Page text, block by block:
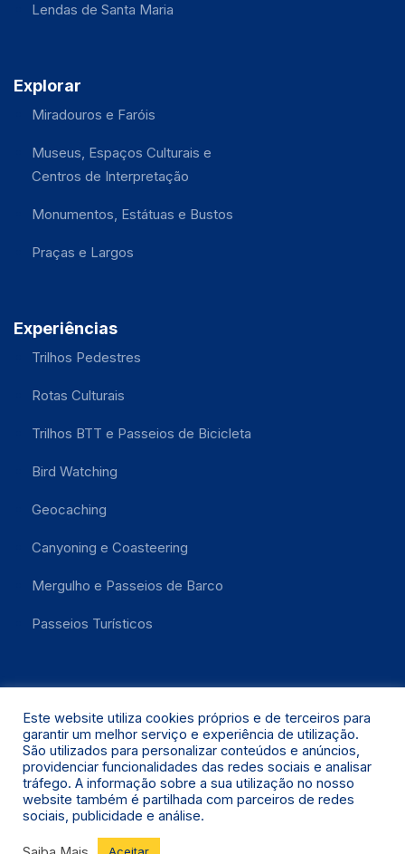
Lendas de Santa Maria
Explorar
Miradouros e Faróis
Museus, Espaços Culturais e
Centros de Interpretação
Monumentos, Estátuas e Bustos
Praças e Largos
Experiências
Trilhos Pedestres
Rotas Culturais
Trilhos BTT e Passeios de Bicicleta
Bird Watching
Geocaching
Canyoning e Coasteering
Mergulho e Passeios de Barco
Passeios Turísticos
Santa Maria 2021 © Todos os Direitos Reservados.
Este website utiliza cookies próprios e de terceiros para
garantir um melhor serviço e experiência de utilização.
São utilizados para personalizar conteúdos e anúncios,
providenciar funcionalidades das redes sociais e analisar
tráfego. A informação sobre a sua utilização no nosso
website também é partilhada com parceiros de redes
sociais, publicidade e análise.